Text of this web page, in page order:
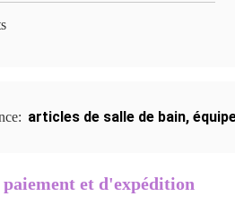
articles de salle de bain,
et d'expédition